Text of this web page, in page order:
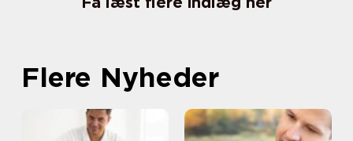
Flere Nyheder